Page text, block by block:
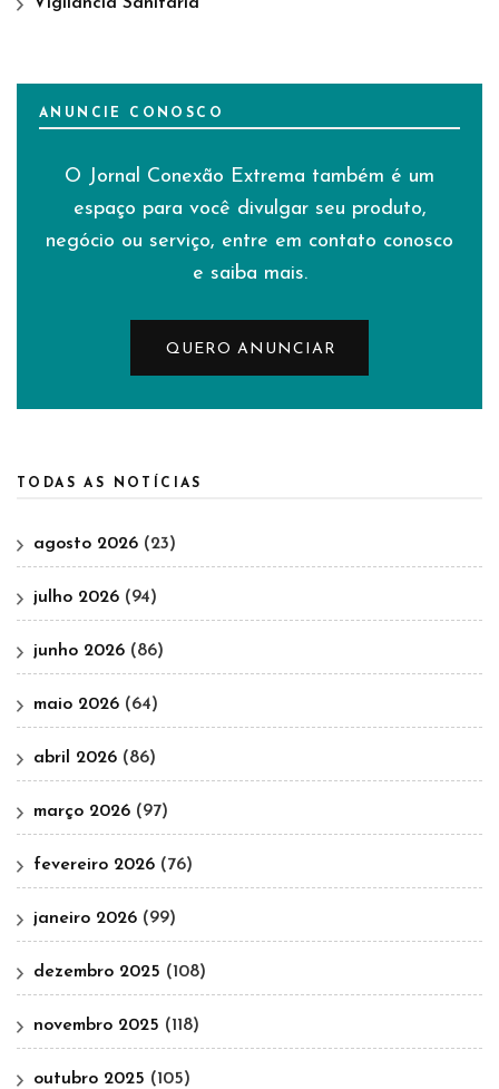
ANUNCIE CONOSCO
O Jornal Conexão Extrema também é um
espaço para você divulgar seu produto,
negócio ou serviço, entre em contato conosco
e saiba mais.
QUERO ANUNCIAR
TODAS AS NOTÍCIAS
agosto 2026 (23)
julho 2026 (94)
junho 2026 (86)
maio 2026 (64)
abril 2026 (86)
março 2026 (97)
fevereiro 2026 (76)
janeiro 2026 (99)
dezembro 2025 (108)
novembro 2025 (118)
outubro 2025 (105)